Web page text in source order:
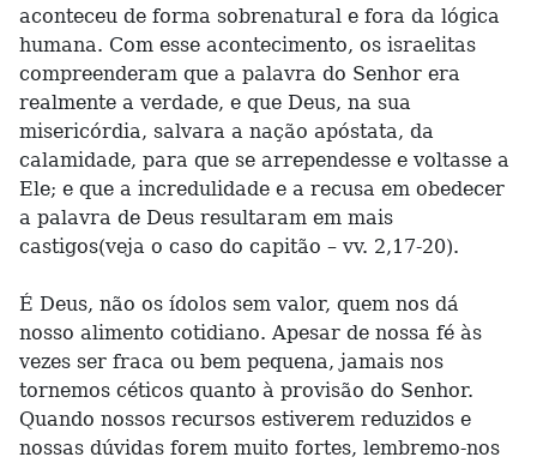
aconteceu de forma sobrenatural e fora da lógica
humana. Com esse acontecimento, os israelitas
compreenderam que a palavra do Senhor era
realmente a verdade, e que Deus, na sua
misericórdia, salvara a nação apóstata, da
calamidade, para que se arrependesse e voltasse a
Ele; e que a incredulidade e a recusa em obedecer
a palavra de Deus resultaram em mais
castigos(veja o caso do capitão – vv. 2,17-20).
É Deus, não os ídolos sem valor, quem nos dá
nosso alimento cotidiano. Apesar de nossa fé às
vezes ser fraca ou bem pequena, jamais nos
tornemos céticos quanto à provisão do Senhor.
Quando nossos recursos estiverem reduzidos e
nossas dúvidas forem muito fortes, lembremo-nos